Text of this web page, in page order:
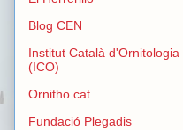
Blog CEN
Institut Català d'Ornitologia
(ICO)
Ornitho.cat
Fundació Plegadis